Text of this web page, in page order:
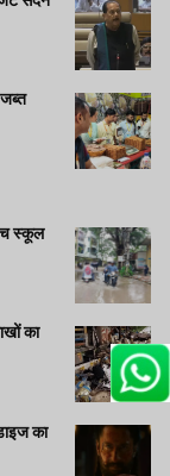
स्कूल
का
का